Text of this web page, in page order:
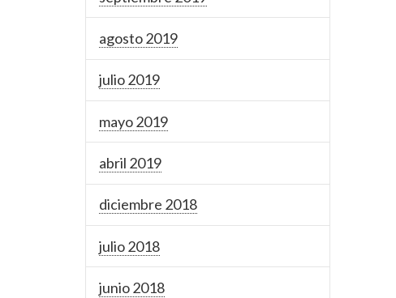
agosto 2019
julio 2019
mayo 2019
abril 2019
diciembre 2018
julio 2018
junio 2018